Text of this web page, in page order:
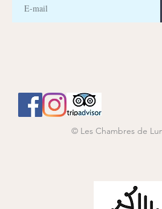
© Les Chambres de